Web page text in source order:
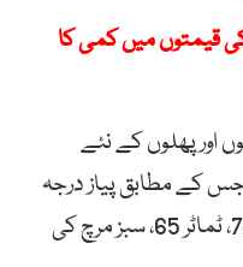
قیمتوں میں کمی کا
اور پھلوں کے نئے
کے مطابق پیاز درجہ
اول کی قیمت 145 روپے کلو، آلو 75، ٹماٹر 65، سبز مرچ کی